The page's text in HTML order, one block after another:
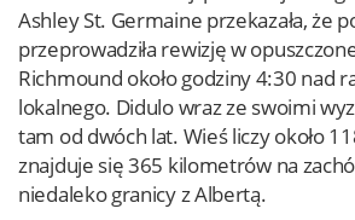
Ashley St. Germaine przekazała, że
przeprowadziła rewizję w
Richmound około godziny 4:30 nad
lokalnego. Didulo wraz ze swoimi
tam od dwóch lat. Wieś liczy około
znajduje się 365 kilometrów na
niedaleko granicy z Albertą.